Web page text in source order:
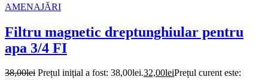
AMENAJĂRI
Filtru magnetic dreptunghiular pentru
apa 3/4 FI
38,00lei Prețul inițial a fost: 38,00lei.32,00leiPrețul curent este: